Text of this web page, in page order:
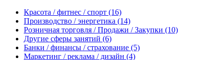
Красота / фитнес / спорт (16)
Производство / энергетика (14)
Розничная торговля / Продажи / Закупки (10)
Другие сферы занятий (6)
Банки / финансы / страхование (5)
Маркетинг / реклама / дизайн (4)